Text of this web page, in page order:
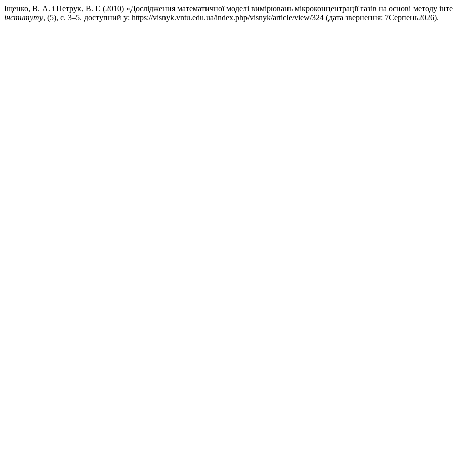
Іщенко, В. А. і Петрук, В. Г. (2010) «Дослідження математичної моделі вимірювань мікроконцентрації газів на основі методу
інституту, (5), с. 3–5. доступний у: https://visnyk.vntu.edu.ua/index.php/visnyk/article/view/324 (дата звернення: 7Серпень2026).